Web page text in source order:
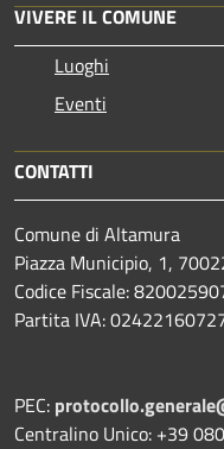
VIVERE IL COMUNE
Luoghi
Eventi
CONTATTI
Comune di Altamura
Piazza Municipio, 1,
Codice Fiscale:
Partita IVA:
PEC:
Centralino Unico: +39